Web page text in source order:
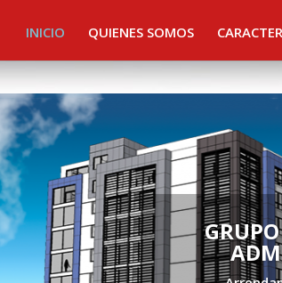
INICIO QUIENES SOMOS